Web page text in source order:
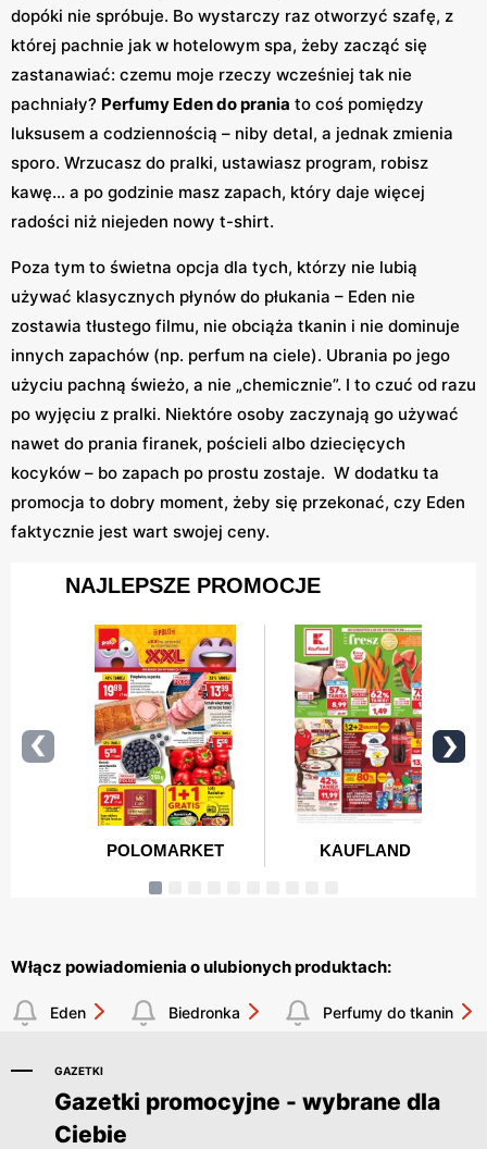
dopóki nie spróbuje. Bo wystarczy raz otworzyć szafę, z
której pachnie jak w hotelowym spa, żeby zacząć się
zastanawiać: czemu moje rzeczy wcześniej tak nie
pachniały? Perfumy Eden do prania to coś pomiędzy
luksusem a codziennością – niby detal, a jednak zmienia
sporo. Wrzucasz do pralki, ustawiasz program, robisz
kawę… a po godzinie masz zapach, który daje więcej
radości niż niejeden nowy t-shirt.
Poza tym to świetna opcja dla tych, którzy nie lubią
używać klasycznych płynów do płukania – Eden nie
zostawia tłustego filmu, nie obciąża tkanin i nie dominuje
innych zapachów (np. perfum na ciele). Ubrania po jego
użyciu pachną świeżo, a nie „chemicznie”. I to czuć od razu
po wyjęciu z pralki. Niektóre osoby zaczynają go używać
nawet do prania firanek, pościeli albo dziecięcych
kocyków – bo zapach po prostu zostaje. W dodatku ta
promocja to dobry moment, żeby się przekonać, czy Eden
faktycznie jest wart swojej ceny.
Włącz powiadomienia o ulubionych produktach:
Eden Biedronka Perfumy do tkanin
GAZETKI
Gazetki promocyjne - wybrane dla
Ciebie